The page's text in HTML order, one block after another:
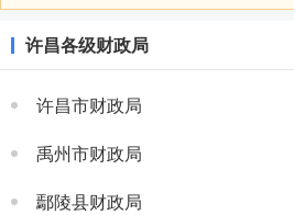
许昌各级财政局
许昌市财政局
禹州市财政局
鄢陵县财政局